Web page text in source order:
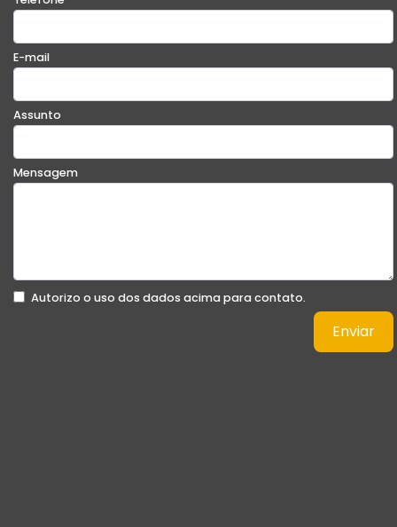
E-mail
Assunto
Mensagem
Autorizo o uso dos dados acima para contato.
Enviar